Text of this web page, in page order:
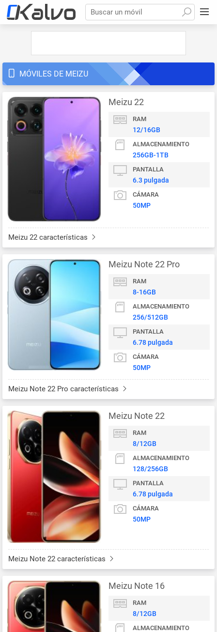
Buscar un móvil
MÓVILES DE MEIZU
Meizu 22
RAM
12/16GB
ALMACENAMIENTO
256GB-1TB
PANTALLA
6.3 pulgada
CÁMARA
50MP
Meizu 22 características
Meizu Note 22 Pro
RAM
8-16GB
ALMACENAMIENTO
256/512GB
PANTALLA
6.78 pulgada
CÁMARA
50MP
Meizu Note 22 Pro características
Meizu Note 22
RAM
8/12GB
ALMACENAMIENTO
128/256GB
PANTALLA
6.78 pulgada
CÁMARA
50MP
Meizu Note 22 características
Meizu Note 16
RAM
8/12GB
ALMACENAMIENTO